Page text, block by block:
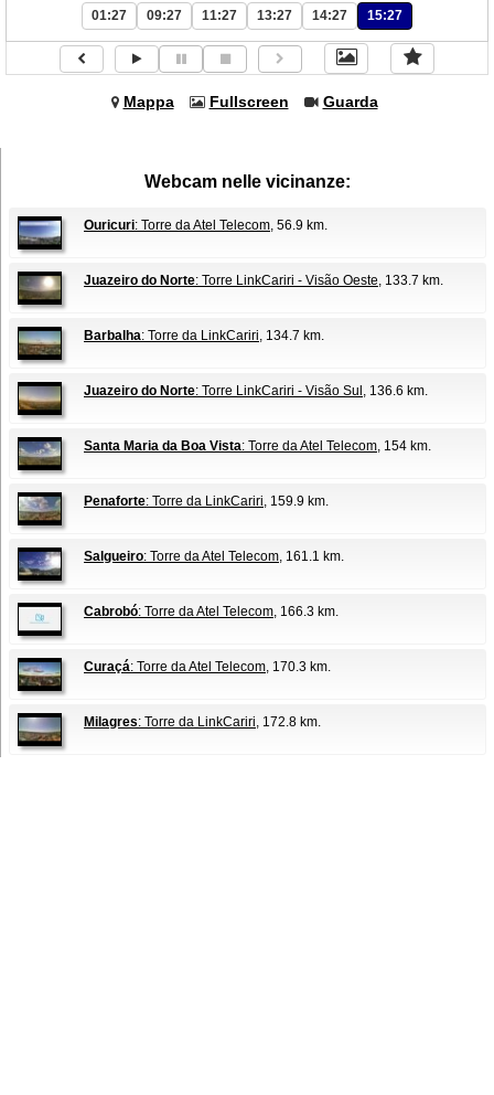
01:27 09:27 11:27 13:27 14:27 15:27
Mappa Fullscreen Guarda
Webcam nelle vicinanze:
Ouricuri: Torre da Atel Telecom, 56.9 km.
Juazeiro do Norte: Torre LinkCariri - Visão Oeste, 133.7 km.
Barbalha: Torre da LinkCariri, 134.7 km.
Juazeiro do Norte: Torre LinkCariri - Visão Sul , 136.6 km.
Santa Maria da Boa Vista: Torre da Atel Telecom, 154 km.
Penaforte: Torre da LinkCariri, 159.9 km.
Salgueiro: Torre da Atel Telecom, 161.1 km.
Cabrobó: Torre da Atel Telecom, 166.3 km.
Curaçá: Torre da Atel Telecom, 170.3 km.
Milagres: Torre da LinkCariri, 172.8 km.